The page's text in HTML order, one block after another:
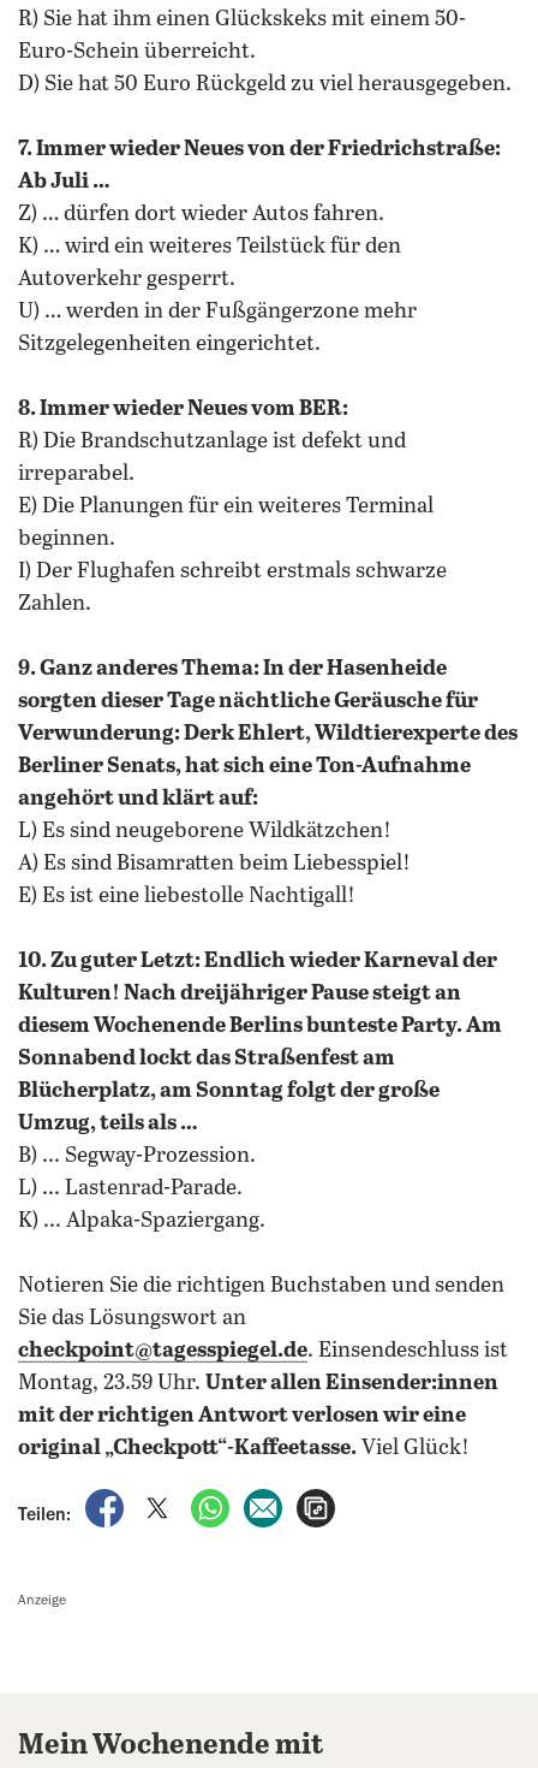
R) Sie hat ihm einen Glückskeks mit einem 50-
Euro-Schein überreicht.
D) Sie hat 50 Euro Rückgeld zu viel herausgegeben.
7. Immer wieder Neues von der Friedrichstraße:
Ab Juli …
Z) … dürfen dort wieder Autos fahren.
K) … wird ein weiteres Teilstück für den
Autoverkehr gesperrt.
U) … werden in der Fußgängerzone mehr
Sitzgelegenheiten eingerichtet.
8. Immer wieder Neues vom BER:
R) Die Brandschutzanlage ist defekt und
irreparabel.
E) Die Planungen für ein weiteres Terminal
beginnen.
I) Der Flughafen schreibt erstmals schwarze
Zahlen.
9. Ganz anderes Thema: In der Hasenheide
sorgten dieser Tage nächtliche Geräusche für
Verwunderung: Derk Ehlert, Wildtierexperte des
Berliner Senats, hat sich eine Ton-Aufnahme
angehört und klärt auf:
L) Es sind neugeborene Wildkätzchen!
A) Es sind Bisamratten beim Liebesspiel!
E) Es ist eine liebestolle Nachtigall!
10. Zu guter Letzt: Endlich wieder Karneval der
Kulturen! Nach dreijähriger Pause steigt an
diesem Wochenende Berlins bunteste Party. Am
Sonnabend lockt das Straßenfest am
Blücherplatz, am Sonntag folgt der große
Umzug, teils als …
B) ... Segway-Prozession.
L) ... Lastenrad-Parade.
K) ... Alpaka-Spaziergang.
Notieren Sie die richtigen Buchstaben und senden
Sie das Lösungswort an
checkpoint@tagesspiegel.de. Einsendeschluss ist
Montag, 23.59 Uhr. Unter allen Einsender:innen
mit der richtigen Antwort verlosen wir eine
original „Checkpott“-Kaffeetasse. Viel Glück!
Teilen:
auf Facebook teilen
auf X teilenper WhatsApp teilen
per E-Mail teilen
Anzeige
Mein Wochenende mit